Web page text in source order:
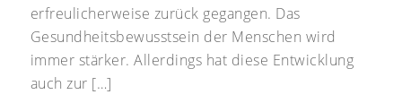
erfreulicherweise zurück gegangen. Das
Gesundheitsbewusstsein der Menschen wird
immer stärker. Allerdings hat diese Entwicklung
auch zur […]